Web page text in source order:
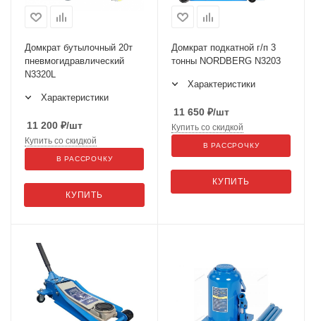
Домкрат бутылочный 20т
пневмогидравлический
N3320L
Характеристики
11 200 ₽/шт
КУПИТЬ
Купить со скидкой
В РАССРОЧКУ
Домкрат подкатной г/п 3
тонны NORDBERG N3203
Характеристики
11 650 ₽/шт
КУПИТЬ
Купить со скидкой
В РАССРОЧКУ